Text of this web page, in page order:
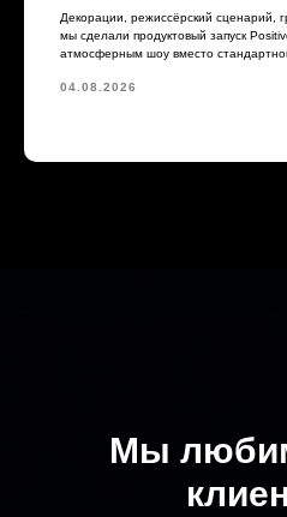
Декорации, режиссёрский сценарий,
мы сделали продуктовый запуск
атмосферным шоу вместо
04.08.2026
Мы